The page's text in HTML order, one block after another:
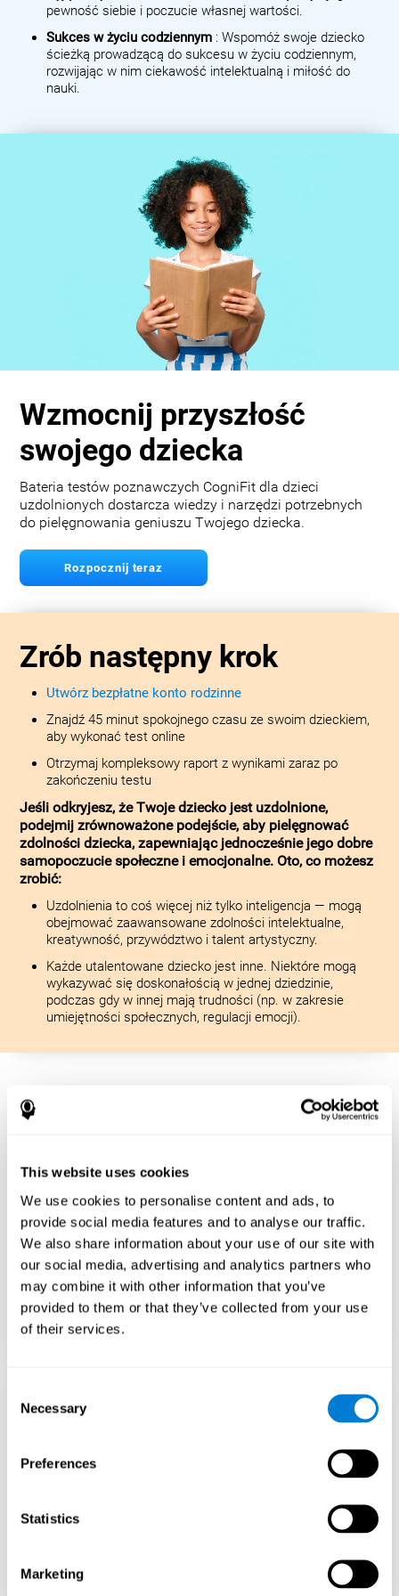
This website uses cookies
We use cookies to personalise content and ads, to
provide social media features and to analyse our traffic.
We also share information about your use of our site with
our social media, advertising and analytics partners who
may combine it with other information that you’ve
provided to them or that they’ve collected from your use
of their services.
Selection
Necessary
Preferences
Statistics
Marketing
pewność siebie i poczucie własnej wartości.
Sukces w życiu codziennym : Wspomóż swoje dziecko
ścieżką prowadzącą do sukcesu w życiu codziennym,
rozwijając w nim ciekawość intelektualną i miłość do
nauki.
Wzmocnij przyszłość
swojego dziecka
Bateria testów poznawczych CogniFit dla dzieci
uzdolnionych dostarcza wiedzy i narzędzi potrzebnych
do pielęgnowania geniuszu Twojego dziecka.
Rozpocznij teraz
Zrób następny krok
Utwórz bezpłatne konto rodzinne
Znajdź 45 minut spokojnego czasu ze swoim dzieckiem,
aby wykonać test online
Otrzymaj kompleksowy raport z wynikami zaraz po
zakończeniu testu
Jeśli odkryjesz, że Twoje dziecko jest uzdolnione,
podejmij zrównoważone podejście, aby pielęgnować
zdolności dziecka, zapewniając jednocześnie jego dobre
samopoczucie społeczne i emocjonalne. Oto, co możesz
zrobić:
Uzdolnienia to coś więcej niż tylko inteligencja — mogą
obejmować zaawansowane zdolności intelektualne,
kreatywność, przywództwo i talent artystyczny.
Każde utalentowane dziecko jest inne. Niektóre mogą
wykazywać się doskonałością w jednej dziedzinie,
podczas gdy w innej mają trudności (np. w zakresie
umiejętności społecznych, regulacji emocji).
potrzeb edukacyjnych
Współpracuj ze szkołą, aby zapewnić dzieciom
odpowiednie wyzwania.
Zapoznaj się z zaawansowanymi kursami,
programami wzbogacającymi lub akceleracją
(np. pomijanie klas). Zapoznaj się z
programami edukacji uzdolnionych, jeśli są
dostępne.
Zachęcaj do
nastawienia na rozwój
oczekiwać, że wszystko przyjdzie szybko.
inteligencji.